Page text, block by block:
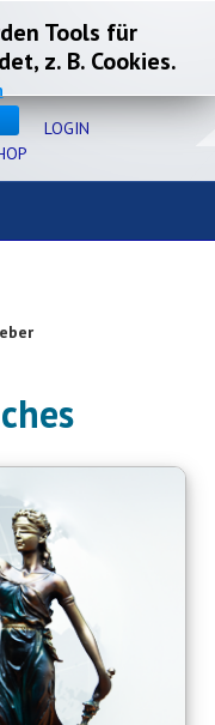
LOGIN
Tools für
z. B. Cookies.